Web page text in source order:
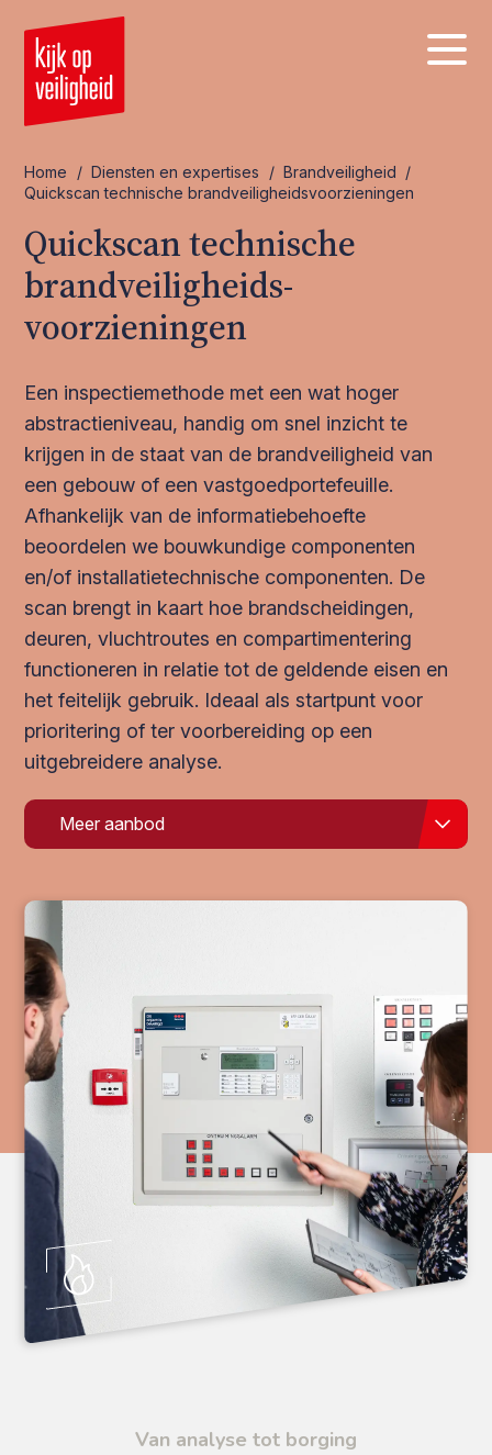
Home / Diensten en expertises / Brandveiligheid /
Quickscan technische brandveiligheids­voorzieningen
Quickscan technische
brandveiligheids­
voorzieningen
Een inspectiemethode met een wat hoger
abstractieniveau, handig om snel inzicht te
krijgen in de staat van de brandveiligheid van
een gebouw of een vastgoedportefeuille.
Afhankelijk van de informatiebehoefte
beoordelen we bouwkundige componenten
en/of installatietechnische componenten. De
scan brengt in kaart hoe brandscheidingen,
deuren, vluchtroutes en compartimentering
functioneren in relatie tot de geldende eisen en
het feitelijk gebruik. Ideaal als startpunt voor
prioritering of ter voorbereiding op een
uitgebreidere analyse.
Meer aanbod
Van analyse tot borging